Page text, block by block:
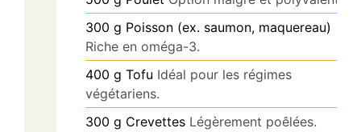
300 g Poisson (ex. saumon, maquereau)
Riche en oméga-3.
400 g Tofu Idéal pour les régimes
végétariens.
300 g Crevettes Légèrement poêlées.